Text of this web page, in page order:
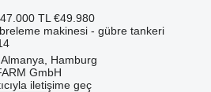
TL €49.980
makinesi - gübre tankeri
Almanya, Hamburg
GmbH
iletişime geç